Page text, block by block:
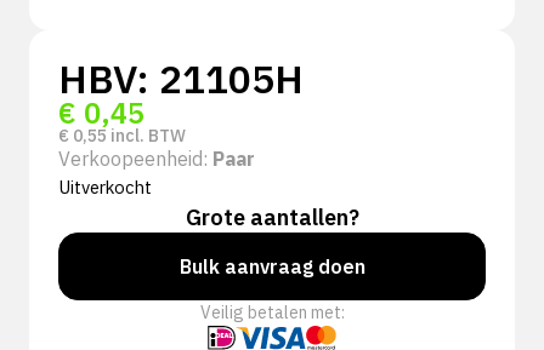
HBV: 21105H
€ 0,45
€ 0,55 incl. BTW
Verkoopeenheid: Paar
Uitverkocht
Grote aantallen?
Bulk aanvraag doen
Veilig betalen met: